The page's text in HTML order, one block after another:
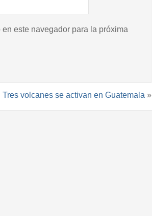
este navegador para la próxima
Tres volcanes se activan en Guatemala »